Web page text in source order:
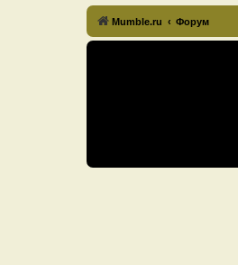
Mumble.ru Форум